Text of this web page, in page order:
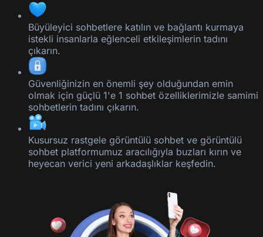
Büyüleyici sohbetlere katılın ve bağlantı kurmaya
istekli insanlarla eğlenceli etkileşimlerin tadını
çıkarın.
Güvenliğinizin en önemli şey olduğundan emin
olmak için güçlü 1'e 1 sohbet özelliklerimizle samimi
sohbetlerin tadını çıkarın.
Kusursuz rastgele görüntülü sohbet ve görüntülü
sohbet platformumuz aracılığıyla buzları kırın ve
heyecan verici yeni arkadaşlıklar keşfedin.